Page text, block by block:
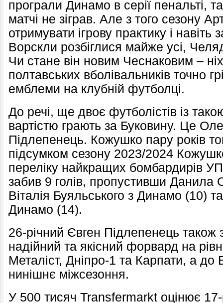
програли Динамо в серії пенальті,
матчі не зіграв. Але з того сезону
отримувати ігрову практику і навіть
Ворскли розбіглися майже усі,
Чи стане він новим Чеснаковим –
полтавських вболівальників точно
емблеми на клубній футболці.
До речі, ще двоє футболістів із
вартістю грають за Буковину. Це
Підлепенець. Кожушко пару років
підсумком сезону 2023/2024
переліку найкращих бомбардирів
забив 9 голів, пропустивши Данила
Віталія Буяльського з Динамо (10)
Динамо (14).
26-річний Євген Підлепенець
надійний та якісний форвард на
Металіст, Дніпро-1 та Карпати, а до
нинішнє міжсезоння.
У 500 тисяч Transfermarkt оцінює 17-